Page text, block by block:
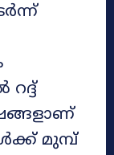
മുമ്പ്